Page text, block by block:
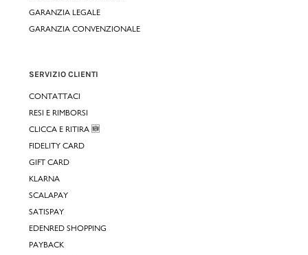
GARANZIA LEGALE
GARANZIA CONVENZIONALE
SERVIZIO CLIENTI
CONTATTACI
RESI E RIMBORSI
CLICCA E RITIRA 🆕
FIDELITY CARD
GIFT CARD
KLARNA
SCALAPAY
SATISPAY
EDENRED SHOPPING
PAYBACK